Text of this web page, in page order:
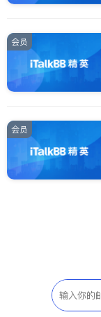
会员
会员